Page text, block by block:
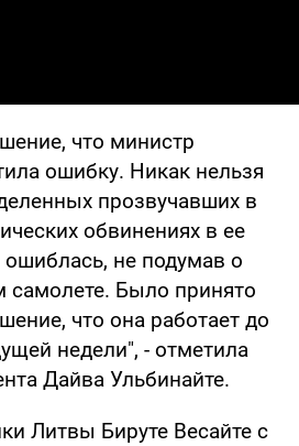
что министр
ошибку. Никак нельзя
прозвучавших в
обвинениях в ее
ошиблась, не подумав о
самолете. Было принято
что она работает до
недели", - отметила
Дайва Ульбинайте.
Литвы Бируте Весайте с